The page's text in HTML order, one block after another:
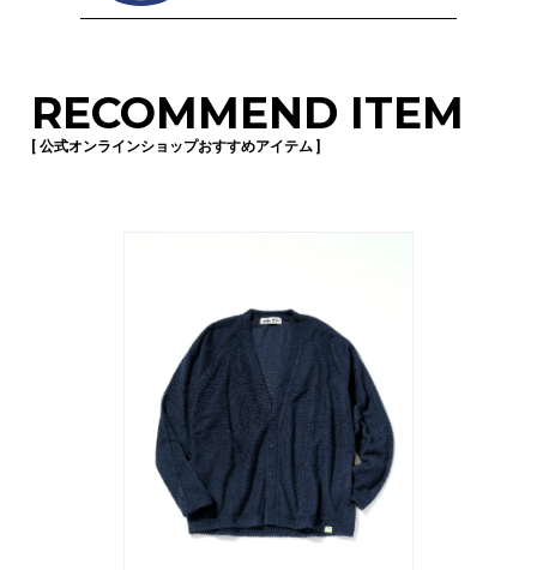
RECOMMEND ITEM
[ 公式オンラインショップおすすめアイテム ]